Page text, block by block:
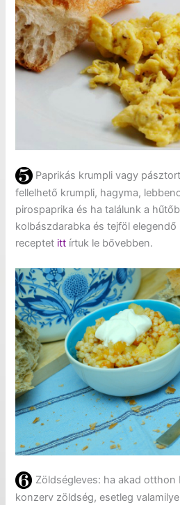
Paprikás krumpli vagy
fellelhető krumpli, hagyma,
pirospaprika és ha találunk a
kolbászdarabka és tejföl elegendő
receptet itt írtuk le bővebben.
Zöldségleves: ha akad otthon
konzerv zöldség, esetleg